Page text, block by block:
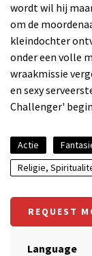
wordt wil hij
om de
kleindochter
onder een volle
wraakmissie
en sexy
Challenger'
Actie
Religie,
REQUEST
Language